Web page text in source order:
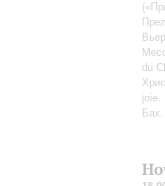
du